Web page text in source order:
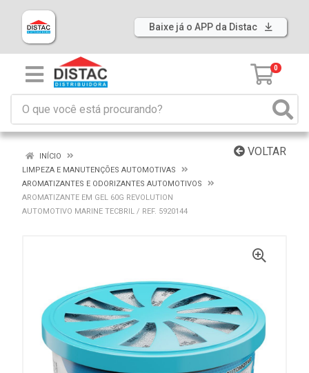
Baixe já o APP da Distac
0
VOLTAR
INÍCIO
LIMPEZA E MANUTENÇÕES AUTOMOTIVAS
AROMATIZANTES E ODORIZANTES AUTOMOTIVOS
AROMATIZANTE EM GEL 60G REVOLUTION
AUTOMOTIVO MARINE TECBRIL / REF. 5920144